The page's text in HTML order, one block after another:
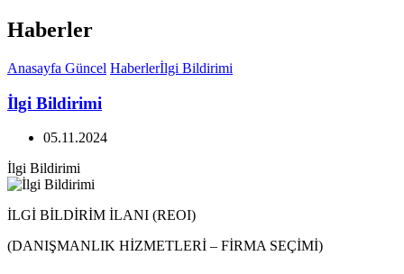
Haberler
Anasayfa Güncel Haberlerİlgi Bildirimi
İlgi Bildirimi
05.11.2024
İlgi Bildirimi
İLGİ BİLDİRİM İLANI (REOI)
(DANIŞMANLIK HİZMETLERİ – FİRMA SEÇİMİ)